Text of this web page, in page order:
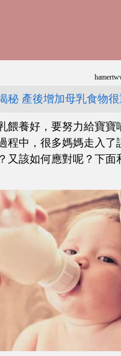
秘 產後增加母乳食物
餵養好，要努力給寶寶
程中，很多媽媽走入了
又該如何應對呢？下面